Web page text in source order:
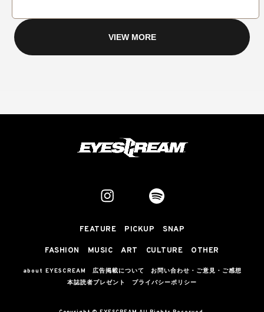
VIEW MORE
FEATURE PICKUP SNAP
FASHION MUSIC ART CULTURE OTHER
about EYESCREAM 広告掲載について
お問い合わせ・ご意見・ご感想
本誌読者プレゼント
プライバシーポリシー